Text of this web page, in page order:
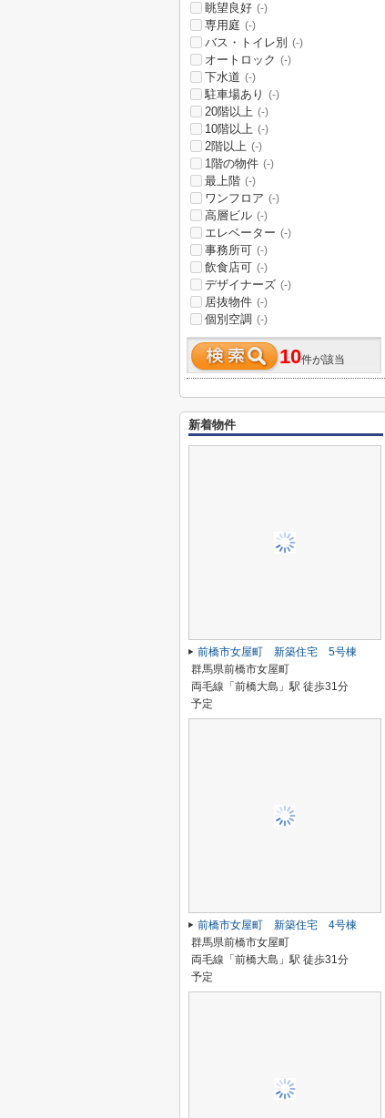
眺望良好 (-)
専用庭 (-)
バス・トイレ別 (-)
オートロック (-)
下水道 (-)
駐車場あり (-)
20階以上 (-)
10階以上 (-)
2階以上 (-)
1階の物件 (-)
最上階 (-)
ワンフロア (-)
高層ビル (-)
エレベーター (-)
事務所可 (-)
飲食店可 (-)
デザイナーズ (-)
居抜物件 (-)
個別空調 (-)
10件が該当
新着物件
前橋市女屋町 新築住宅 5号棟
群馬県前橋市女屋町
両毛線「前橋大島」駅 徒歩31分
予定
前橋市女屋町 新築住宅 4号棟
群馬県前橋市女屋町
両毛線「前橋大島」駅 徒歩31分
予定